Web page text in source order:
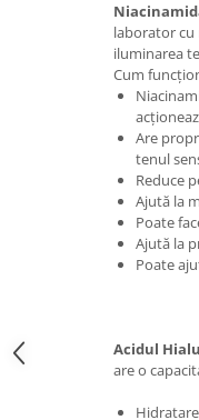
laborator cu
iluminarea
Cum
Are
tenul
Reduce
Ajută la
Poate
Ajută la
Poate
Acidul
are o